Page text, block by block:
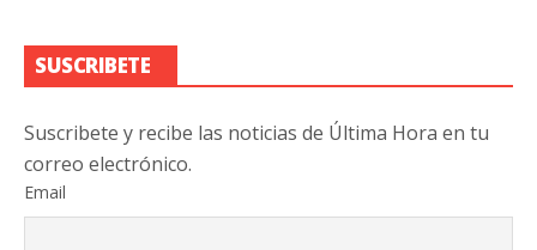
SUSCRIBETE
Suscribete y recibe las noticias de Última Hora en tu
correo electrónico.
Email